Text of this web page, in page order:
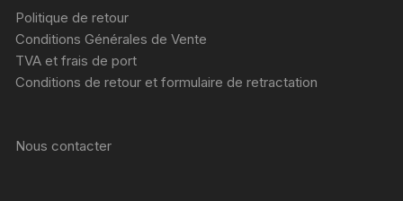
Politique de retour
Conditions Générales de Vente
TVA et frais de port
Conditions de retour et formulaire de retractation
Nous contacter